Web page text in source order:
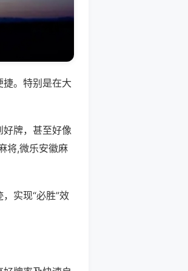
。特别是在大
牌，甚至好像
将,微乐安徽麻
实现“必胜”效